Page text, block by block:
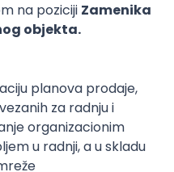
na poziciji Zamenika
objekta.
planova prodaje,
za radnju i
organizacionim
u radnji, a u skladu